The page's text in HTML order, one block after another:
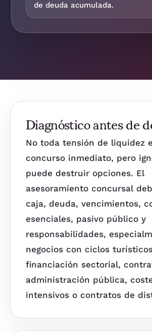
de deuda acumulada.
Diagnóstico antes de
No toda tensión de liquidez
concurso inmediato, pero
puede destruir opciones. El
asesoramiento concursal
caja, deuda, vencimientos,
esenciales, pasivo público y
responsabilidades,
negocios con ciclos
financiación sectorial,
administración pública,
intensivos o contratos de